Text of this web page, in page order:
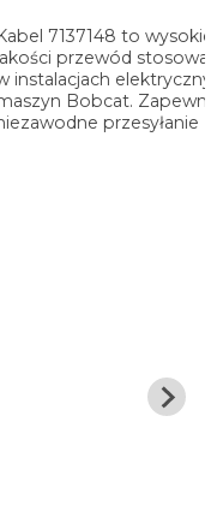
7137148 to wysokiej
przewód
instalacjach
Bobcat.
przesyłanie